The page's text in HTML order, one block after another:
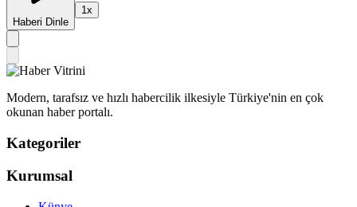
Haberi Dinle
1x
Modern, tarafsız ve hızlı habercilik ilkesiyle Türkiye'nin en çok
okunan haber portalı.
Kategoriler
Kurumsal